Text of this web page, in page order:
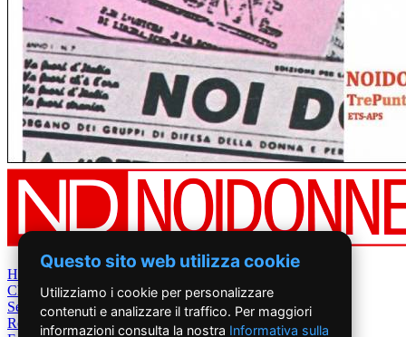
Home
Chi Siamo
Settimanale
Rete News
Questo sito web utilizza cookie
Utilizziamo i cookie per personalizzare
contenuti e analizzare il traffico. Per maggiori
informazioni consulta la nostra Informativa sulla